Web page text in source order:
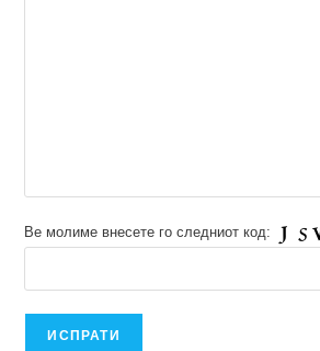
Ве молиме внесете го следниот код: